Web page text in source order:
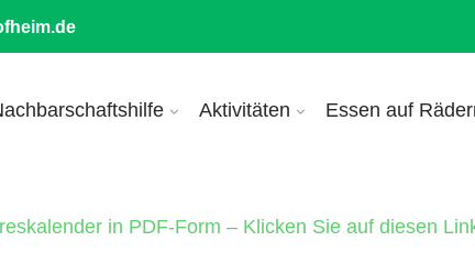
Aktivitäten Essen auf
in PDF-Form – Klicken Sie auf diesen